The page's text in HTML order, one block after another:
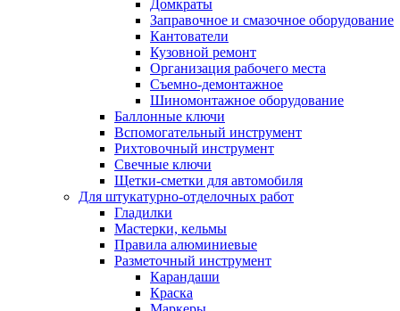
Домкраты
Заправочное и смазочное оборудование
Кантователи
Кузовной ремонт
Организация рабочего места
Съемно-демонтажное
Шиномонтажное оборудование
Баллонные ключи
Вспомогательный инструмент
Рихтовочный инструмент
Свечные ключи
Щетки-сметки для автомобиля
Для штукатурно-отделочных работ
Гладилки
Мастерки, кельмы
Правила алюминиевые
Разметочный инструмент
Карандаши
Краска